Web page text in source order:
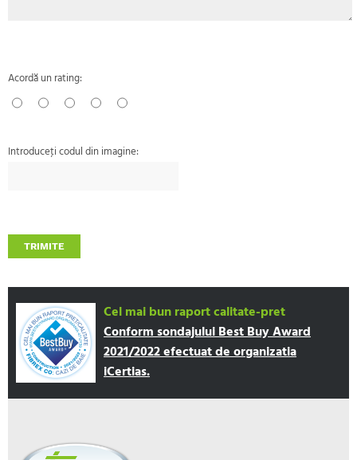
Acordă un rating:
Introduceţi codul din imagine:
TRIMITE
Cel mai bun raport calitate-pret
Conform sondajului Best Buy Award
2021/2022 efectuat de organizatia
iCertias.